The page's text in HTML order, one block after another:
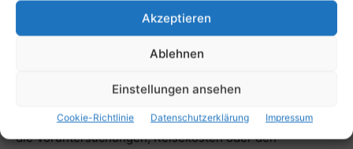
Akzeptieren
Ablehnen
Einstellungen ansehen
Cookie-Richtlinie Datenschutzerklärung Impressum
Ich möchte betonen, dass deine Sicherheit als Spender
an erster Stelle steht. Vor jeder Spende durchläufst du
eine ausführliche medizinische Untersuchung, um
ist. Die DKMS übernimmt alle Kosten, die im
Zusammenhang mit deiner Spende entstehen, sei es für
die Voruntersuchungen, Reisekosten oder den